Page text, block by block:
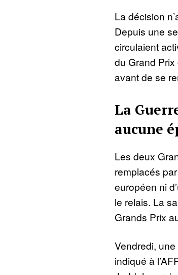
La décision
Depuis une
circulaient
du Grand Prix
avant de se
La
aucune
Les deux
remplacés
européen ni
le relais. La
Grands Prix
Vendredi,
indiqué à